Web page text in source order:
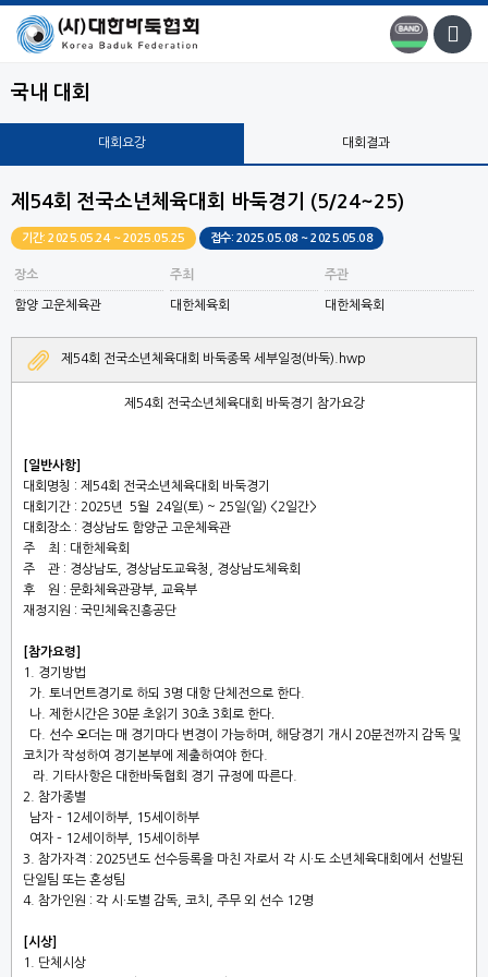
국내 대회
대회요강 대회결과
제54회 전국소년체육대회 바둑경기 (5/24~25)
기간: 2025.05.24 ~ 2025.05.25 접수: 2025.05.08 ~ 2025.05.08
장소
함양 고운체육관
주최
대한체육회
주관
대한체육회
제54회 전국소년체육대회 바둑종목 세부일정(바둑).hwp
제54회 전국소년체육대회 바둑경기 참가요강
[일반사항]
대회명칭 : 제54회 전국소년체육대회 바둑경기
대회기간 : 2025년 5월 24일(토) ~ 25일(일) <2일간>
대회장소 : 경상남도 함양군 고운체육관
주 최 : 대한체육회
주 관 : 경상남도 경상남도교육청 경상남도체육회
후 원 : 문화체육관광부 교육부
재정지원 : 국민체육진흥공단
[참가요령]
1. 경기방법
가 토너먼트경기로 하되 3명 대항 단체전으로 한다
나 제한시간은 30분 초읽기 30초 3회로 한다.
다 선수 오더는 매 경기마다 변경이 가능하며 해당경기 개시 20분전까지 감독 및
코치가 작성하여 경기본부에 제출하여야 한다.
라 기타사항은 대한바둑협회 경기 규정에 따른다
2. 참가종별
남자 – 12세이하부
15세이하부
여자 – 12세이하부
15세이하부
3. 참가자격 : 2025년도 선수등록을 마친 자로서 각 시 ·도 소년체육대회에서 선발된
단일팀 또는 혼성팀
4. 참가인원 : 각 시 ·도별 감독 코치 주무 외 선수 12명
[시상]
1. 단체시상